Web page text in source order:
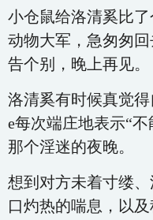
小仓鼠给洛清奚比
动物大军，急匆匆
告个别，晚上再见。
洛清奚有时候真觉
e每次端庄地表示“
那个淫迷的夜晚。
想到对方未着寸缕
口灼热的喘息，以